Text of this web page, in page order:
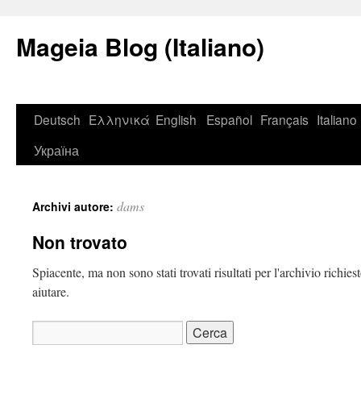
Mageia Blog (Italiano)
Deutsch Ελληνικά English Español Français Italiano
Україна
Archivi autore: dams
Non trovato
Spiacente, ma non sono stati trovati risultati per l'archivio
aiutare.